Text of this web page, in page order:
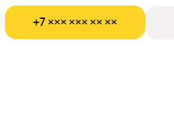
+7 ××× ××× ×× ××